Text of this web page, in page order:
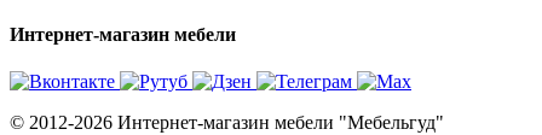
Интернет-магазин мебели
© 2012-2026 Интернет-магазин мебели "Мебельгуд"